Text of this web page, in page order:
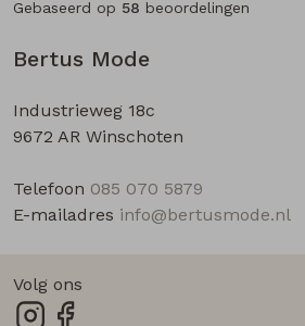
Bertus Mode
Industrieweg 18c
9672 AR Winschoten
Telefoon 085 070 5879
E-mailadres info@bertusmode.nl
Gebaseerd op 58 beoordelingen
Volg ons